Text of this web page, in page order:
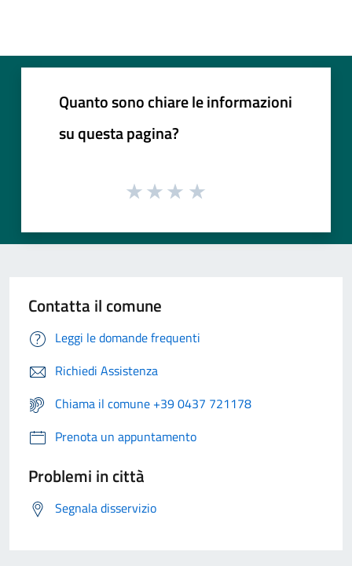
Quanto sono chiare le informazioni
su questa pagina?
Contatta il comune
Leggi le domande frequenti
Richiedi Assistenza
Chiama il comune +39 0437 721178
Prenota un appuntamento
Problemi in città
Segnala disservizio